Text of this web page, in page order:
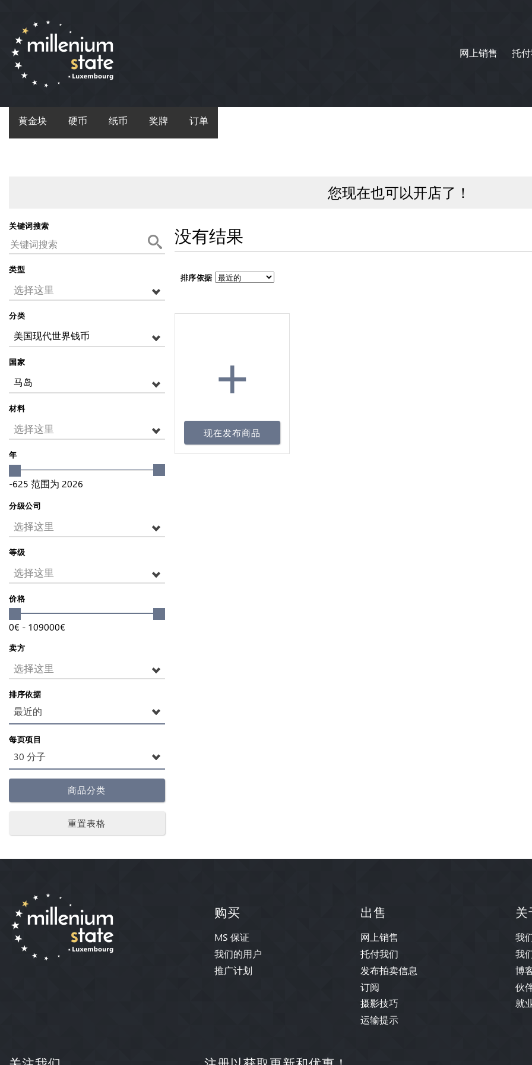
网上销售 托
黄金块 硬币 纸币 奖牌 订单
您现在也可以开店了！
关键词搜索
类型
选择这里
分类
美国现代世界钱币
国家
马岛
材料
选择这里
年
-625 范围为 2026
分级公司
选择这里
等级
选择这里
价格
0€ - 109000€
卖方
选择这里
排序依据
最近的
每页项目
30 分子
商品分类
重置表格
没有结果
排序依据
+
现在发布商品
购买
MS 保证
我们的用户
推广计划
出售
网上销售
托付我们
发布拍卖信息
订阅
摄影技巧
运输提示
关
我
我
博
伙
就